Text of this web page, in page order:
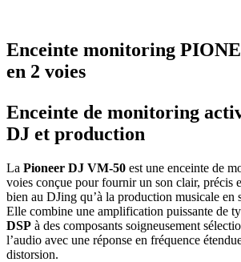
Enceinte monitoring
en 2 voies
Enceinte de monitoring
DJ et production
La Pioneer DJ VM-50 est une enceinte de
voies conçue pour fournir un son clair, précis
bien au DJing qu’à la production musicale en
Elle combine une amplification puissante de
DSP à des composants soigneusement
l’audio avec une réponse en fréquence
distorsion.